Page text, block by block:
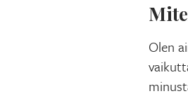
Olen